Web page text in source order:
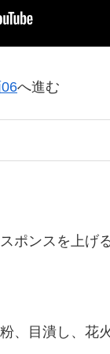
へ進む
ポンスを上げる
、目潰し、花